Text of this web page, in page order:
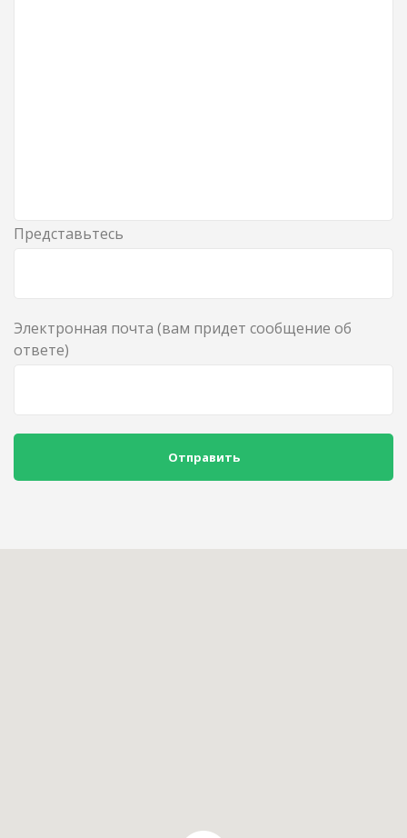
Представьтесь
Электронная почта (вам придет сообщение об
ответе)
Отправить